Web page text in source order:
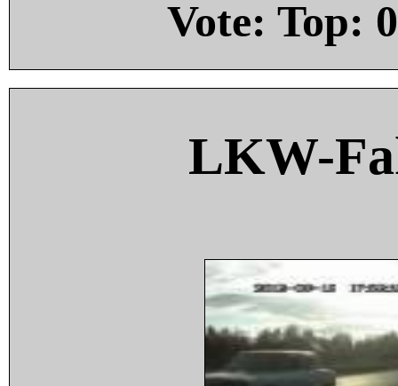
Vote: Top: 0
LKW-